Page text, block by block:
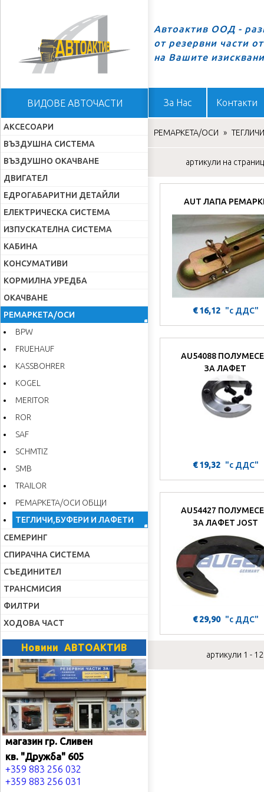
Начало
ВИДОВЕ АВТОЧАСТИ
Автоактив ООД -
от резервни части
на Вашите
За Нас Контакти
АКСЕСОАРИ
ВЪЗДУШНА СИСТЕМА
ВЪЗДУШНО ОКАЧВАНЕ
ДВИГАТЕЛ
ЕДРОГАБАРИТНИ ДЕТАЙЛИ
ЕЛЕКТРИЧЕСКА СИСТЕМА
ИЗПУСКАТЕЛНА СИСТЕМА
КАБИНА
КОНСУМАТИВИ
КОРМИЛНА УРЕДБА
ОКАЧВАНЕ
РЕМАРКЕТА/ОСИ
BPW
FRUEHAUF
KASSBOHRER
KOGEL
MERITOR
ROR
SAF
SCHMTIZ
SMB
TRAILOR
РЕМАРКЕТА/ОСИ ОБЩИ
ТЕГЛИЧИ,БУФЕРИ И ЛАФЕТИ
СЕМЕРИНГ
СПИРАЧНА СИСТЕМА
СЪЕДИНИТЕЛ
ТРАНСМИСИЯ
ФИЛТРИ
ХОДОВА ЧАСТ
Новини АВТОАКТИВ
магазин гр. Сливен
кв. "Дружба" 605
+359 883 256 032
+359 883 256 031
РЕМАРКЕТА/ОСИ »
артикули на
AUT ЛАПА
€ 16,12 "с ДДС"
AU54088
ЗА ЛАФЕТ
€ 19,32 "с ДДС"
AU54427
ЗА ЛАФЕТ JOST
€ 29,90 "с ДДС"
артикули 1 -